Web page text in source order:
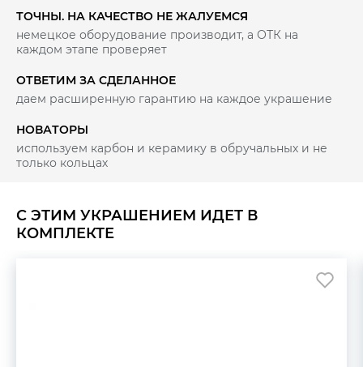
С ЭТИМ УКРАШЕНИЕМ ИДЕТ В
КОМПЛЕКТЕ
ТОЧНЫ. НА КАЧЕСТВО НЕ ЖАЛУЕМСЯ
немецкое оборудование производит, а ОТК на
каждом этапе проверяет
ОТВЕТИМ ЗА СДЕЛАННОЕ
даем расширенную гарантию на каждое украшение
НОВАТОРЫ
используем карбон и керамику в обручальных и не
только кольцах